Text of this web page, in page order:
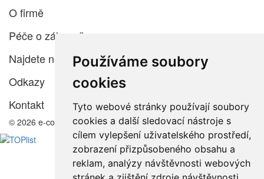
Používáme soubory
cookies
Tyto webové stránky používají soubory
cookies a další sledovací nástroje s
cílem vylepšení uživatelského prostředí,
zobrazení přizpůsobeného obsahu a
reklam, analýzy návštěvnosti webových
O firmě
Péče o zákazníka
Najdete nás
Odkazy
Kontakt
© 2026 e-color.cz